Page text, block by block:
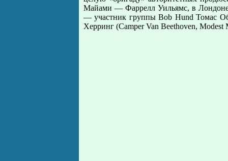
Майами — Фаррелл Уильямс, в
— участник группы Bob Hund Томас
Херринг (Camper Van Beethoven, Modest